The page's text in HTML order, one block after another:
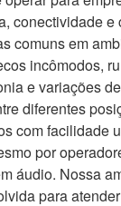
conectividade e
comuns em
incômodos,
e variações
diferentes
com facilidade
por
áudio. Nossa
para